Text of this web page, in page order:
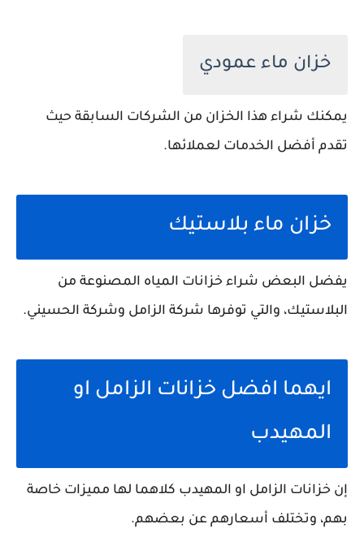
خزان ماء عمودي
يمكنك شراء هذا الخزان من الشركات السابقة حيث
تقدم أفضل الخدمات لعملائها.
خزان ماء بلاستيك
يفضل البعض شراء خزانات المياه المصنوعة من
البلاستيك، والتي توفرها شركة الزامل وشركة الحسيني.
ايهما افضل خزانات الزامل او
المهيدب
إن خزانات الزامل او المهيدب كلاهما لها مميزات خاصة
بهم، وتختلف أسعارهم عن بعضهم.